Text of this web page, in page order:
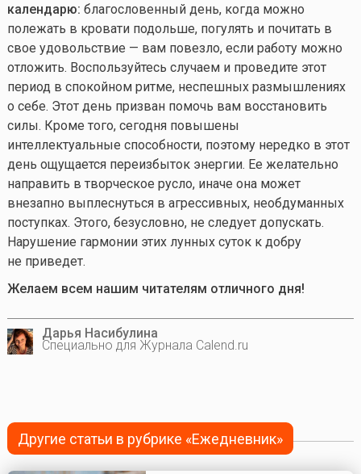
календарю: благословенный день, когда можно
полежать в кровати подольше, погулять и почитать в
свое удовольствие — вам повезло, если работу можно
отложить. Воспользуйтесь случаем и проведите этот
период в спокойном ритме, неспешных размышлениях
о себе. Этот день призван помочь вам восстановить
силы. Кроме того, сегодня повышены
интеллектуальные способности, поэтому нередко в этот
день ощущается переизбыток энергии. Ее желательно
направить в творческое русло, иначе она может
внезапно выплеснуться в агрессивных, необдуманных
поступках. Этого, безусловно, не следует допускать.
Нарушение гармонии этих лунных суток к добру
не приведет.
Желаем всем нашим читателям отличного дня!
Дарья Насибулина
Специально для Журнала Calend.ru
Другие статьи в рубрике «Ежедневник»